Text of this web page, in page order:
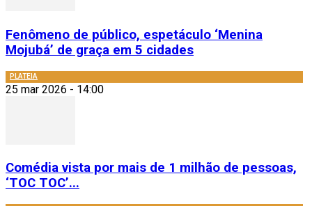
Fenômeno de público, espetáculo ‘Menina
Mojubá’ de graça em 5 cidades
PLATEIA
25 mar 2026 - 14:00
Comédia vista por mais de 1 milhão de pessoas,
‘TOC TOC’...